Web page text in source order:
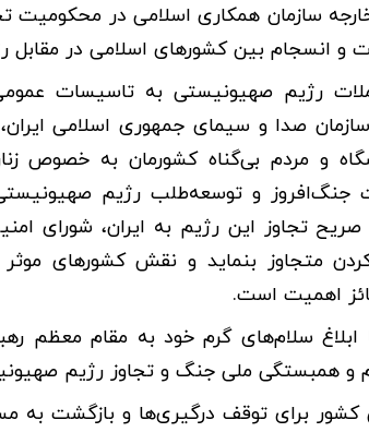
سازمان همکاری اسلامی در
و انسجام بین کشورهای اسلامی در مقابل
رژیم صهیونیستی به تاسیسات
و سازمان صدا و سیمای جمهوری اسلامی
و مردم بی‌گناه کشورمان به خصوص
جنگ‌افروز و توسعه‌طلب رژیم
تجاوز این رژیم به ایران، شورای
متجاوز بنماید و نقش کشورهای
اهمیت است.
ابلاغ سلام‌های گرم خود به مقام معظم
و همبستگی ملی جنگ و تجاوز رژیم
کشور برای توقف درگیری‌ها و بازگشت به